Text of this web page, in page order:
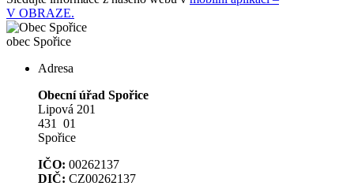
V OBRAZE.
obec Spořice
Adresa
Obecní úřad Spořice
Lipová 201
431 01
Spořice
IČO: 00262137
DIČ: CZ00262137